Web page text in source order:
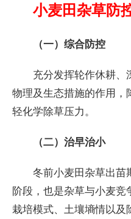
小麦田杂草防
（一）综合防控
充分发挥轮作休耕、
物理及生态措施的作用，
轻化学除草压力。
（二）治早治小
冬前小麦田杂草出苗
阶段，也是杂草与小麦
栽培模式、土壤墒情以及